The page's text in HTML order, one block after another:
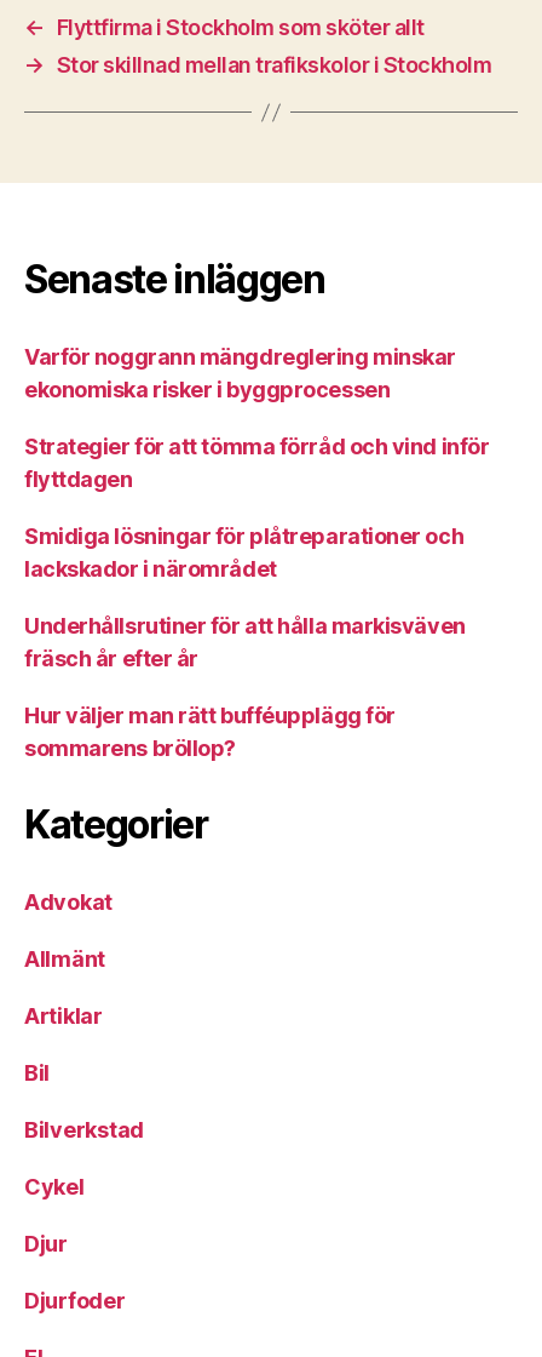
←
Flyttfirma i Stockholm som sköter allt
→ Stor skillnad mellan trafikskolor i Stockholm
Senaste inläggen
Varför noggrann mängdreglering minskar
ekonomiska risker i byggprocessen
Strategier för att tömma förråd och vind inför
flyttdagen
Smidiga lösningar för plåtreparationer och
lackskador i närområdet
Underhållsrutiner för att hålla markisväven
fräsch år efter år
Hur väljer man rätt bufféupplägg för
sommarens bröllop?
Kategorier
Advokat
Allmänt
Artiklar
Bil
Bilverkstad
Cykel
Djur
Djurfoder